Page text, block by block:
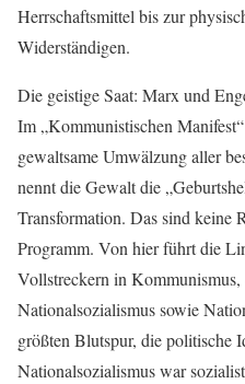
Herrschaftsmittel bis zur
Widerständigen.
Die geistige Saat: Marx und
Im „Kommunistischen
gewaltsame Umwälzung aller
nennt die Gewalt die
Transformation. Das sind keine
Programm. Von hier führt die
Vollstreckern in Kommunismus,
Nationalsozialismus sowie
größten Blutspur, die politische
Nationalsozialismus war